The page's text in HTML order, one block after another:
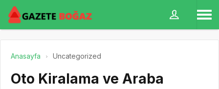
Anasayfa Uncategorized
Oto Kiralama ve Araba